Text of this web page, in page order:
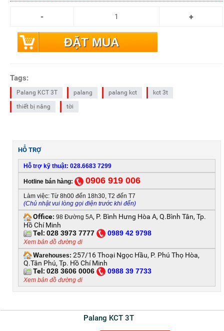
ĐẶT MUA
Tags:
Palang KCT 3T palang palang kct
kct 3t
thiết bị nâng
tời
HỖ TRỢ
Hỗ trợ kỹ thuật: 028.6683 7299
Hotline bán hàng: 0906 919 006
Làm việc: Từ 8h00 đến 18h30, T2 đến T7
(Chủ nhật vui lòng gọi điện trước khi đến)
Office: 98 Đường 5A, P. Bình Hưng Hòa A, Q.Bình Tân, Tp.
Hồ Chí Minh
Tel: 028 3973 7777 0989 42 9798
Xem bản đồ đường đi
Warehouses: 257/16 Thoại Ngọc Hầu, P. Phú Thọ Hòa,
Q.Tân Phú, Tp. Hồ Chí Minh
Tel: 028 3606 0006 0988 39 7733
Xem bản đồ đường đi
Palang KCT 3T